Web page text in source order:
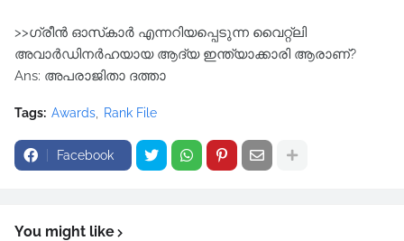
>>ഗ്രീന്‍ ഓസ്‌കാര്‍ എന്നറിയപ്പെടുന്ന വൈറ്റ്‌ലി
അവാര്‍ഡിനര്‍ഹയായ ആദ്യ ഇന്ത്യാക്കാരി ആരാണ്?
Ans: അപരാജിതാ ദത്താ
Tags: Awards Rank File
Facebook
You might like